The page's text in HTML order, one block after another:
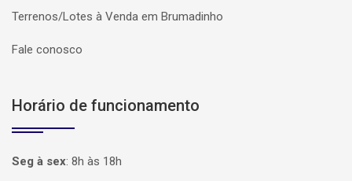
Terrenos/Lotes à Venda em Brumadinho
Fale conosco
Horário de funcionamento
Seg à sex: 8h às 18h